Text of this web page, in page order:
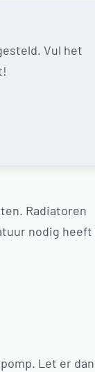
Vul het
Radiatoren
nodig heeft
Let er